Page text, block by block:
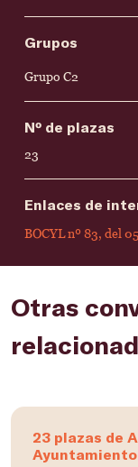
Grupos
Grupo C2
Nº de plazas
23
Enlaces de
BOCYL nº 83, del
Otras
23 plazas de